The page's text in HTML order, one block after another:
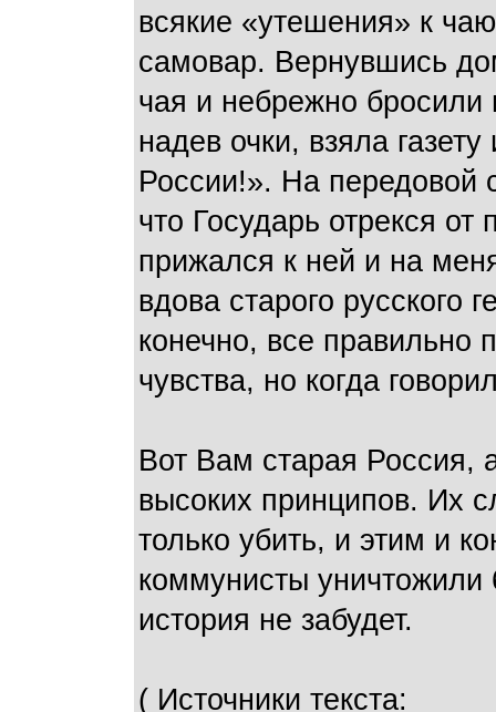
всякие «утешения» к
самовар. Вернувшись
чая и небрежно бросили
надев очки, взяла
России!». На передовой
что Государь отрекся
прижался к ней и на
вдова старого русского
конечно, все
чувства, но когда
Вот Вам старая
высоких принципов. Их
только убить, и этим и
коммунисты
история не забудет.
( Источники текста: